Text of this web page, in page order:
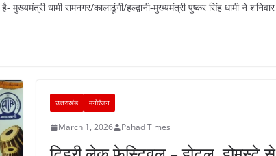
धामी रामनगर/कालाढूंगी/हल्द्वानी-मुख्यमंत्री पुष्कर सिंह धामी ने शनिवार
उत्तराखंड मनोरंजन
March 1, 2026 Pahad Times